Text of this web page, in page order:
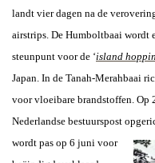
landt vier dagen na de
airstrips. De Humboltbaai wordt
steunpunt voor de ‘island
Japan. In de Tanah-Merahbaai
voor vloeibare brandstoffen. Op
Nederlandse bestuurspost
wordt pas op 6 juni voor